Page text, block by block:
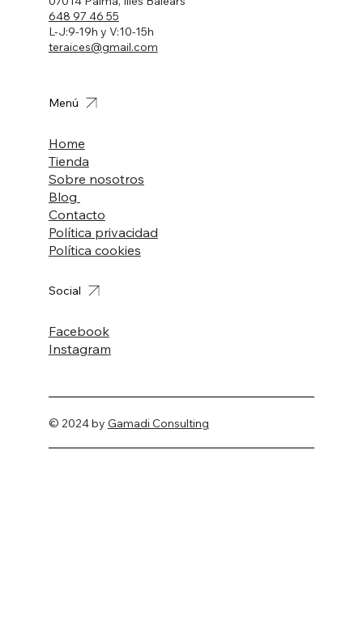
© 2024 by Gamadi Consulting
648 97 46 55
L-J:9-19h y V:10-15h
teraices@gmail.com
Home
Tienda
Sobre nosotros
Blog
Contacto
Política privacidad
Política cookies
Menú
Facebook
Instagram
Social